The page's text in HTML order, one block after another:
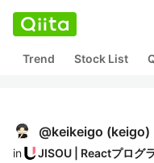
Trend Stock List
@keikeigo (keigo)
in